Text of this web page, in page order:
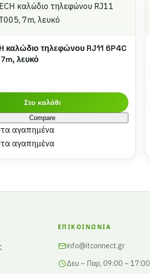
καλώδιο τηλεφώνου RJ11 6P4C
λευκό
Στο καλάθι
Compare
αγαπημένα
αγαπημένα
ΕΠΙΚΟΙΝΩΝΊΑ
info@itconnect.gr
Δευ – Παρ, 09:00 – 17:00